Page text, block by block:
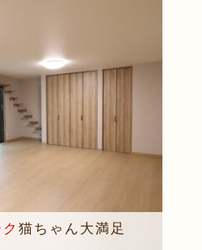
猫ちゃん大満足